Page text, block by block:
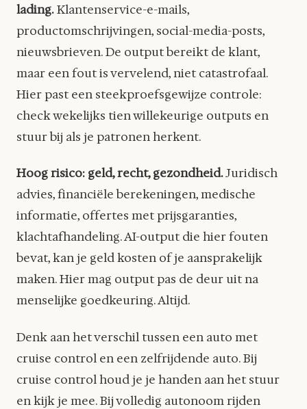
lading.Klantenservice-e-mails,
productomschrijvingen, social-media-posts,
nieuwsbrieven. De output bereikt de klant,
maar een fout is vervelend, niet catastrofaal.
Hier past een steekproefsgewijze controle:
check wekelijks tien willekeurige outputs en
stuur bij als je patronen herkent.
Hoog risico: geld, recht, gezondheid.Juridisch
advies, financiële berekeningen, medische
informatie, offertes met prijsgaranties,
klachtafhandeling. AI-output die hier fouten
bevat, kan je geld kosten of je aansprakelijk
maken. Hier mag output pas de deur uit na
menselijke goedkeuring. Altijd.
Denk aan het verschil tussen een auto met
cruise control en een zelfrijdende auto. Bij
cruise control houd je je handen aan het stuur
en kijk je mee. Bij volledig autonoom rijden